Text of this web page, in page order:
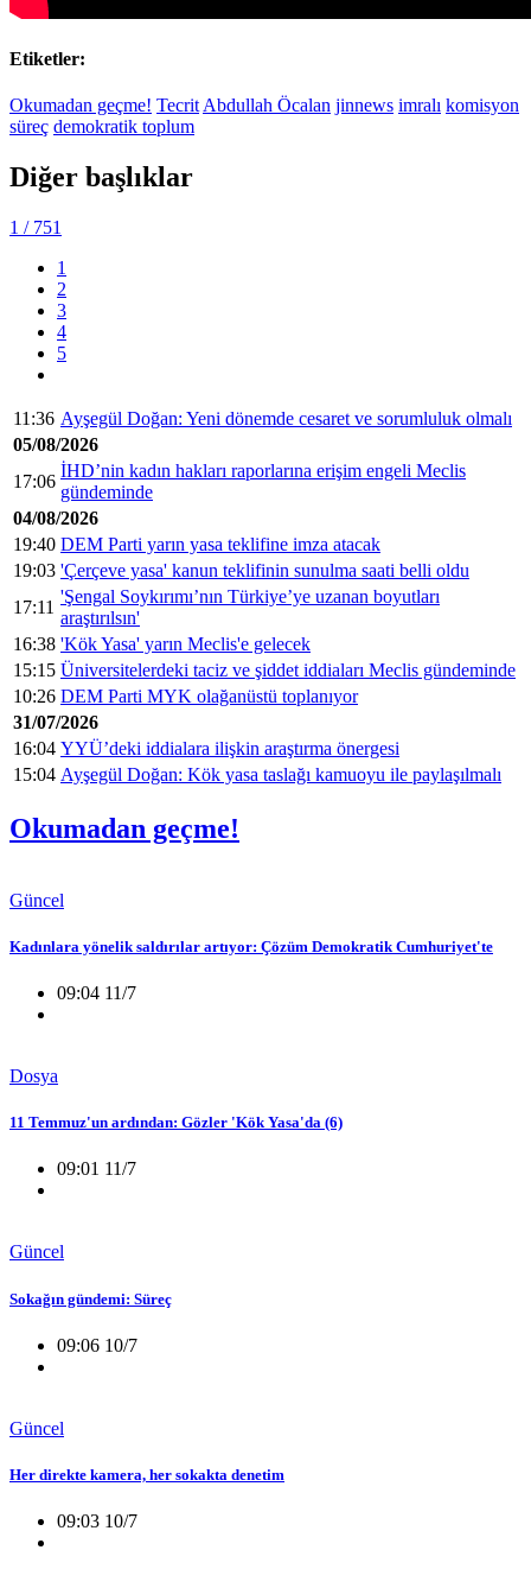
Etiketler:
Okumadan geçme! Tecrit Abdullah Öcalan jinnews imralı komisyon
süreç demokratik toplum
Diğer başlıklar
1 / 751
1
2
3
4
5
11:36 Ayşegül Doğan: Yeni dönemde cesaret ve sorumluluk olmalı
05/08/2026
17:06
İHD’nin kadın hakları raporlarına erişim engeli Meclis
gündeminde
04/08/2026
19:40 DEM Parti yarın yasa teklifine imza atacak
19:03 'Çerçeve yasa' kanun teklifinin sunulma saati belli oldu
17:11
'Şengal Soykırımı’nın Türkiye’ye uzanan boyutları
araştırılsın'
16:38 'Kök Yasa' yarın Meclis'e gelecek
15:15 Üniversitelerdeki taciz ve şiddet iddiaları Meclis gündeminde
10:26 DEM Parti MYK olağanüstü toplanıyor
31/07/2026
16:04 YYÜ’deki iddialara ilişkin araştırma önergesi
15:04 Ayşegül Doğan: Kök yasa taslağı kamuoyu ile paylaşılmalı
Okumadan geçme!
Güncel
Kadınlara yönelik saldırılar artıyor: Çözüm Demokratik Cumhuriyet'te
09:04 11/7
Dosya
11 Temmuz'un ardından: Gözler 'Kök Yasa'da (6)
09:01 11/7
Güncel
Sokağın gündemi: Süreç
09:06 10/7
Güncel
Her direkte kamera, her sokakta denetim
09:03 10/7